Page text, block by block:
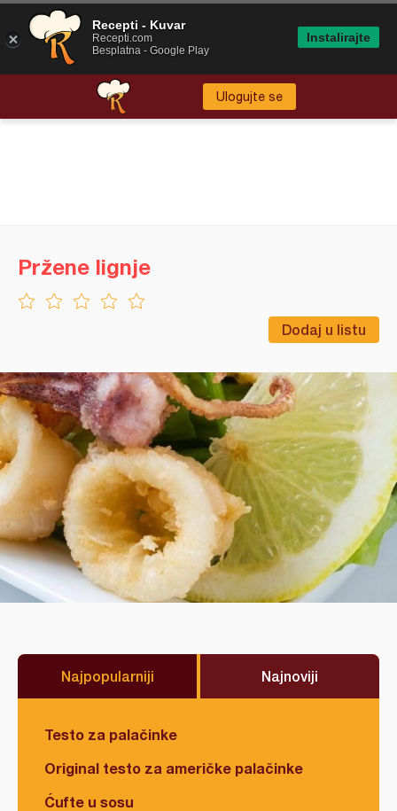
Ulogujte se
Dodaj u listu
Pržene lignje
Najpopularniji Najnoviji
Testo za palačinke
Original testo za američke palačinke
Ćufte u sosu
Recepti - Kuvar
Recepti.com
Besplatna - Google Play
Instalirajte